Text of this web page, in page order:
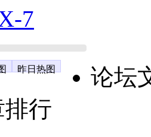
7
昨日热图
论坛
行